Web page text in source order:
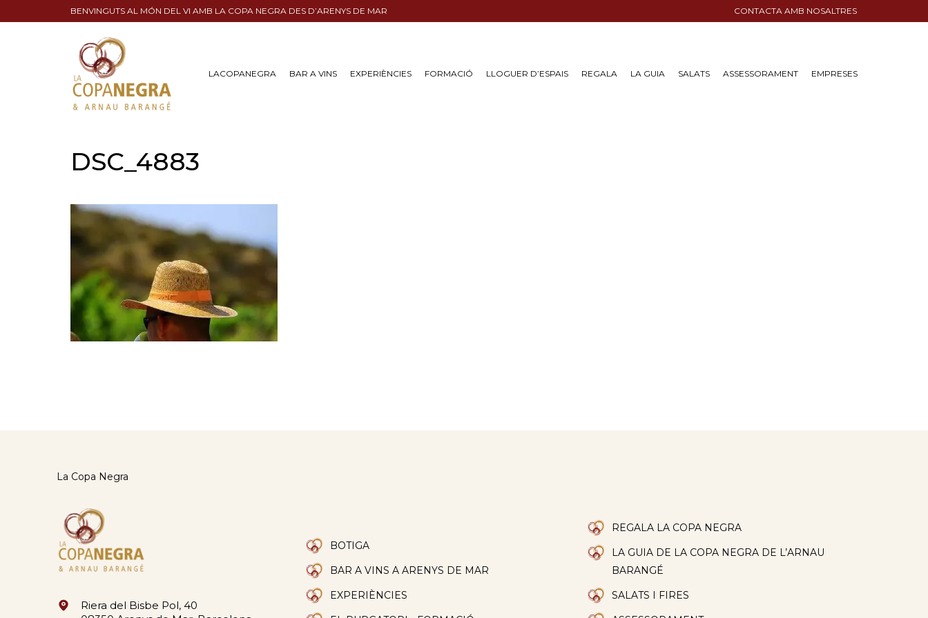
BENVINGUTS AL MÓN DEL VI AMB LA COPA NEGRA DES D’ARENYS DE MAR CONTACTA AMB NOSALTRES
LACOPANEGRA BAR A VINS EXPERIÈNCIES FORMACIÓ LLOGUER D’ESPAIS REGALA LA GUIA SALATS ASSESSORAMENT EMPRESES
DSC_4883
La Copa Negra
Riera del Bisbe Pol, 40
BOTIGA
BAR A VINS A ARENYS DE MAR
EXPERIÈNCIES
REGALA LA COPA NEGRA
LA GUIA DE LA COPA NEGRA DE L’ARNAU
BARANGÉ
SALATS I FIRES